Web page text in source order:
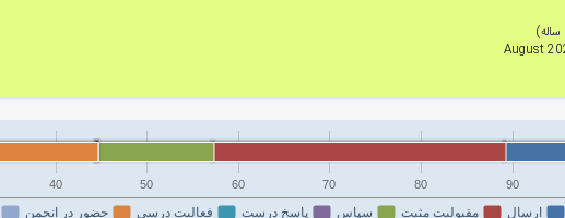
ارسال مقبولیت مثبت سپاس پاسخ درست فعالیت درسی حضور در انجمن
40 50 60 70 80 90